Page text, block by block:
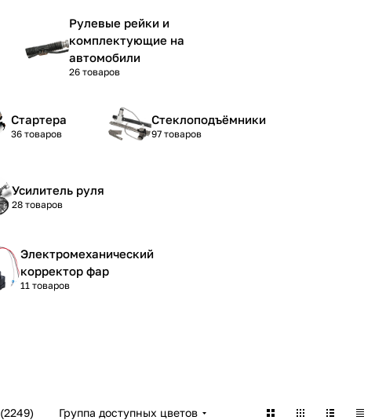
Рулевые рейки и
комплектующие на
автомобили
26 товаров
Стартера
36 товаров
Стеклоподъёмники
97 товаров
Усилитель руля
28 товаров
Электромеханический
корректор фар
11 товаров
(2249) Группа доступных цветов